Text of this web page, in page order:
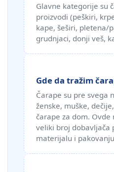
Glavne kategorije su
proizvodi (peškiri,
kape, šeširi, pletena/
grudnjaci, donji veš,
Gde da tražim
Čarape su pre svega
ženske, muške,
čarape za dom.
veliki broj dobavljača
materijalu i